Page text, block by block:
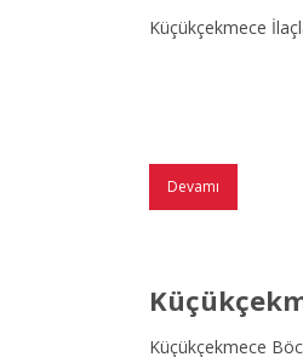
Küçükçekmece
Devamı
Küçükçekmece